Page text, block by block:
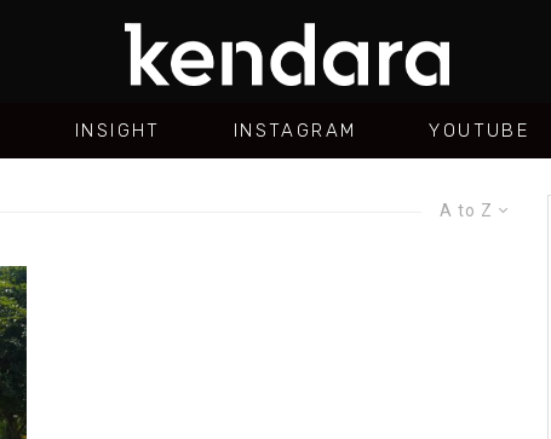
INSIGHT INSTAGRAM YOUTUBE
A to Z